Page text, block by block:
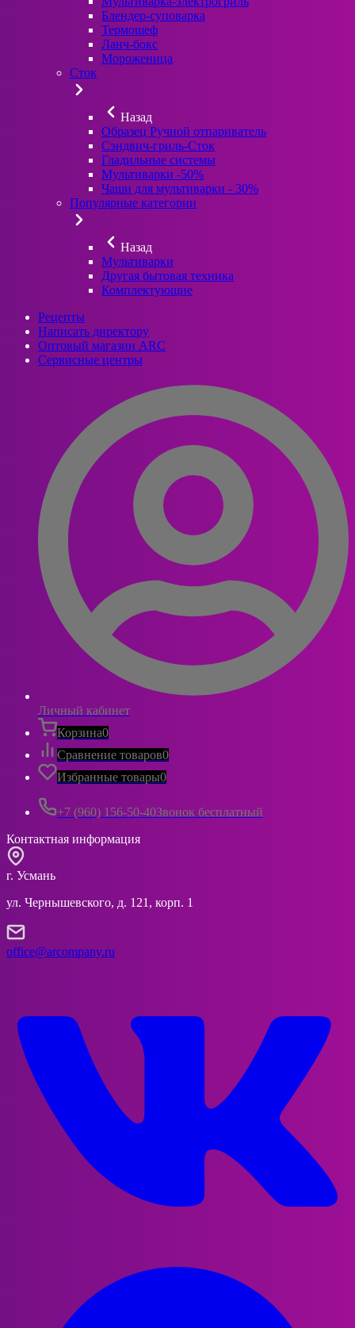
Блендер-суповарка
Термошеф
Ланч-бокс
Мороженица
Сток
Назад
Образец Ручной отпариватель
Сэндвич-гриль-Сток
Гладильные системы
Мультиварки -50%
Чаши для мультиварки - 30%
Популярные категории
Назад
Мультиварки
Другая бытовая техника
Комплектующие
Рецепты
Написать директору
Оптовый магазин ARC
Сервисные центры
Личный кабинет
Корзина0
Сравнение товаров0
Избранные товары0
+7 (960) 156-50-40Звонок бесплатный
Контактная информация
г. Усмань
ул. Чернышевского, д. 121, корп. 1
office@arcompany.ru